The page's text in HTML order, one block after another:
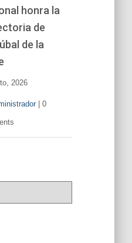
honra la
de
de la
2026
| 0